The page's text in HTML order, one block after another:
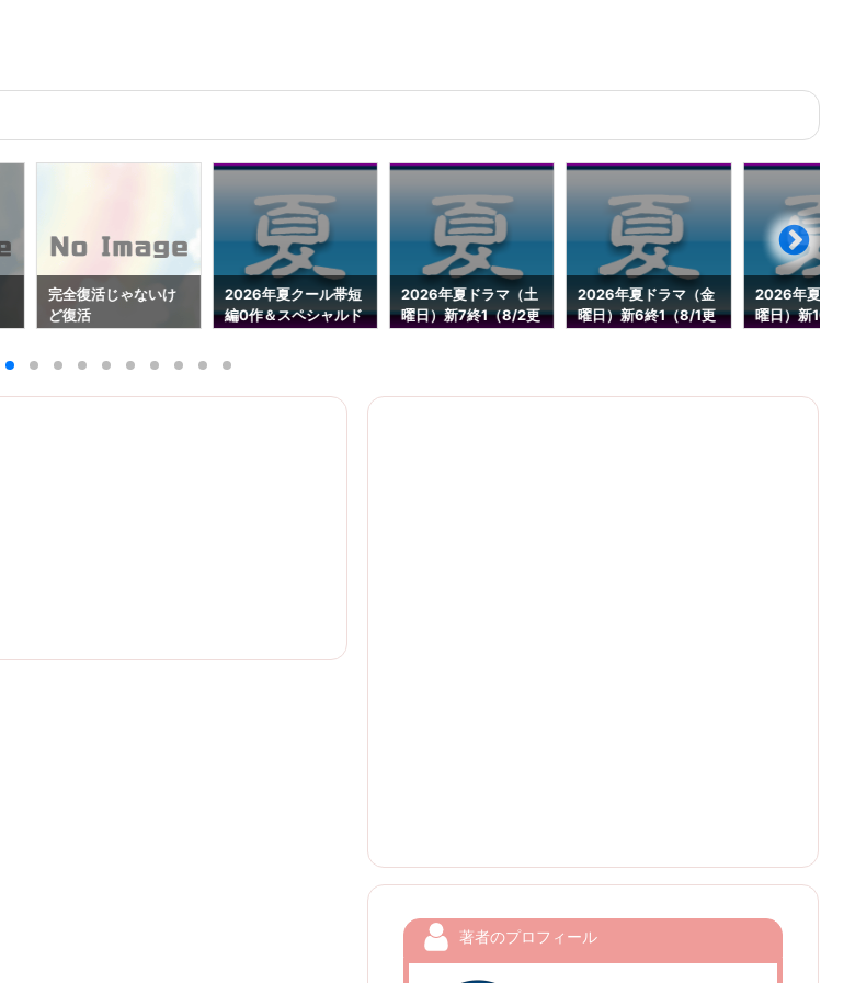
完全復活じゃないけ
ど復活
2026年夏クール帯短
編0作＆スペシャルド
2026年夏ドラマ（土
曜日）新7終1（8/2更
2026年夏ドラマ（金
曜日）新6終1（8/1更
2026年夏ドラ
曜日）新10終
著者のプロフィール